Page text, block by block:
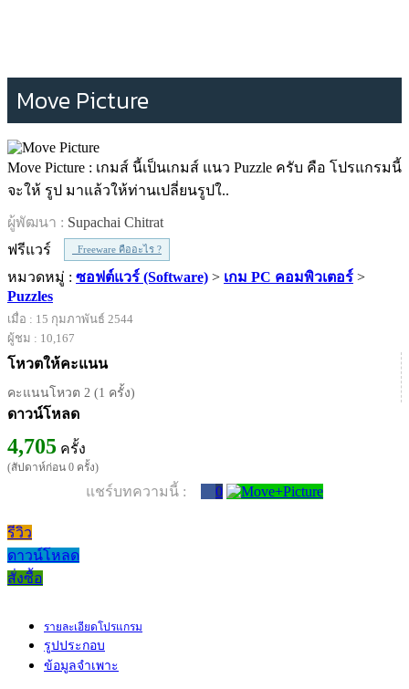
Move Picture
Move Picture : เกมส์ นี้เป็นเกมส์ แนว Puzzle ครับ คือ โปรแกรมนี้
จะให้ รูป มาแล้วให้ท่านเปลี่ยนรูปใ..
ผู้พัฒนา : Supachai Chitrat
ฟรีแวร์
Freeware คืออะไร ?
หมวดหมู่ : ซอฟต์แวร์ (Software) > เกม PC คอมพิวเตอร์ >
Puzzles
เมื่อ : 15 กุมภาพันธ์ 2544
ผู้ชม : 10,167
โหวตให้คะแนน
คะแนนโหวต 2 (1 ครั้ง)
ดาวน์โหลด
4,705 ครั้ง
(สัปดาห์ก่อน 0 ครั้ง)
แชร์บทความนี้ : 0
รีวิว
ดาวน์โหลด
สั่งซื้อ
รายละเอียดโปรแกรม
รูปประกอบ
ข้อมูลจำเพาะ